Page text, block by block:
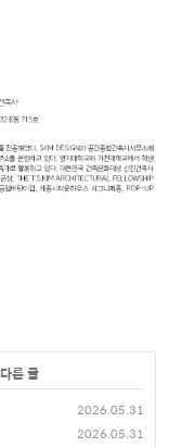
른 글
2026.05.31
2026.05.31